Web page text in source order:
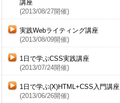
講座
(2013/08/27開催)
実践Webライティング講座
(2013/08/09開催)
1日で学ぶCSS実践講座
(2013/07/24開催)
1日で学ぶ(X)HTML+CSS入門講座
(2013/06/26開催)